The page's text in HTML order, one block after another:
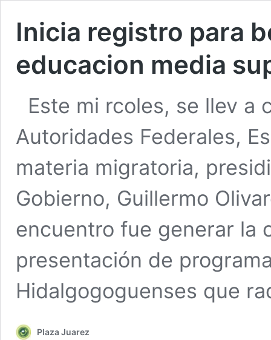
Inicia registro para
educacion media
Este mi rcoles, se llev a
Autoridades Federales,
materia migratoria,
Gobierno, Guillermo
encuentro fue generar la
presentación de
Hidalgogoguenses que
Plaza Juarez